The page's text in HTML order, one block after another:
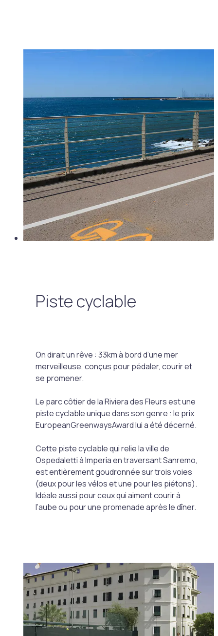
Piste cyclable
On dirait un rêve : 33km à bord d’une mer
merveilleuse, conçus pour pédaler, courir et
se promener.
Le parc côtier de la Riviera des Fleurs est une
piste cyclable unique dans son genre : le prix
EuropeanGreenwaysAward lui a été décerné.
Cette piste cyclable qui relie la ville de
Ospedaletti à Imperia en traversant Sanremo,
est entièrement goudronnée sur trois voies
(deux pour les vélos et une pour les piétons).
Idéale aussi pour ceux qui aiment courir à
l’aube ou pour une promenade après le dîner.